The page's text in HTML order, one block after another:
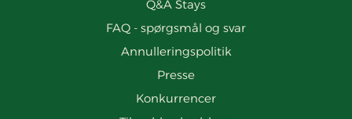
Q&A Stays
FAQ - spørgsmål og svar
Annulleringspolitik
Presse
Konkurrencer